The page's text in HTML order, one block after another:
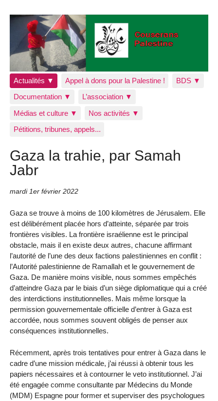
Actualités ▼ Appel à dons pour la Palestine !
BDS ▼
Documentation ▼
L’association ▼
Médias et culture ▼
Nos activités ▼
Pétitions, tribunes, appels...
Gaza la trahie, par Samah
Jabr
mardi 1er février 2022
Gaza se trouve à moins de 100 kilomètres de Jérusalem. Elle
est délibérément placée hors d’atteinte, séparée par trois
frontières visibles. La frontière israélienne est le principal
obstacle, mais il en existe deux autres, chacune affirmant
l’autorité de l’une des deux factions palestiniennes en conflit :
l’Autorité palestinienne de Ramallah et le gouvernement de
Gaza. De manière moins visible, nous sommes empêchés
d’atteindre Gaza par le biais d’un siège diplomatique qui a créé
des interdictions institutionnelles. Mais même lorsque la
permission gouvernementale officielle d’entrer à Gaza est
accordée, nous sommes souvent obligés de penser aux
conséquences institutionnelles.
Récemment, après trois tentatives pour entrer à Gaza dans le
cadre d’une mission médicale, j’ai réussi à obtenir tous les
papiers nécessaires et à contourner le veto institutionnel. J’ai
été engagée comme consultante par Médecins du Monde
(MDM) Espagne pour former et superviser des psychologues